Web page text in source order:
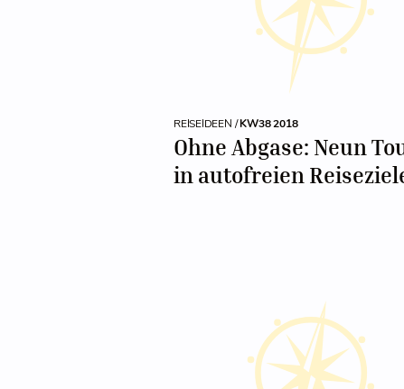
REISEIDEEN /KW38 2018
Ohne Abgase: Neun
in autofreien